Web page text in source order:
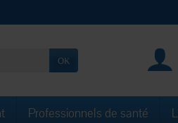
OK
Professionnels de santé